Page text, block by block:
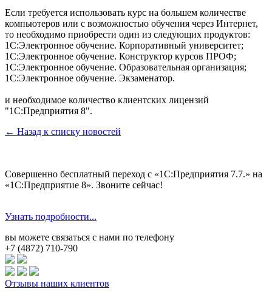
Если требуется использовать курс на большем количестве
компьютеров или с возможностью обучения через Интернет,
то необходимо приобрести один из следующих продуктов:
1С:Электронное обучение. Корпоративный университет;
1С:Электронное обучение. Конструктор курсов ПРОФ;
1С:Электронное обучение. Образовательная организация;
1С:Электронное обучение. Экзаменатор.
и необходимое количество клиентских лицензий
"1С:Предприятия 8".
← Назад к списку новостей
Совершенно бесплатный переход с «1С:Предприятия 7.7.» на
«1С:Предприятие 8». Звоните сейчас!
Узнать подробности...
вы можете связаться с нами по телефону
+7 (4872) 710-790
Отзывы наших клиентов